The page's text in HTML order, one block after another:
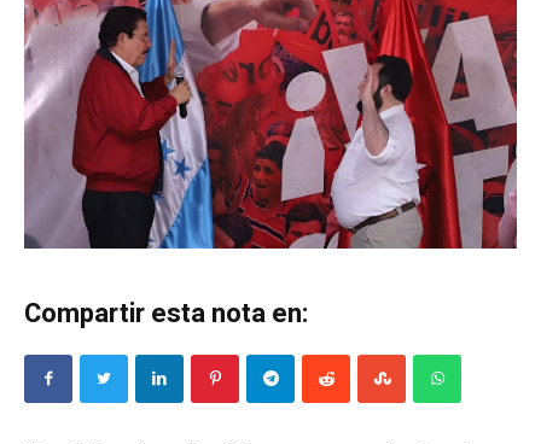
Compartir esta nota en: